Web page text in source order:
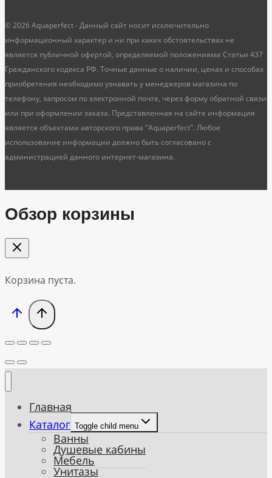
© 2026 Aquaperfect - Данный сайт носит исключительно
информационный характер и ни при каких обстоятельствах не
является публичной офертой, определяемой положениями Статьи 437
Гражданского кодекса РФ. Точные данные о наличии, ценах и способах
приобретения необходимо узнавать у менеджеров магазина по
телефону, запросом по электронной почте, через форму обратной связи
или при оформлении заказа. Представленная на сайте информация
является объектами авторского права "Aquaperfect". Любое
использование информации должно быть согласовано с
администрацией данного интернет-магазина.
Обзор корзины
Корзина пуста.
Главная
Каталог Toggle child menu
Ванны
Душевые кабины
Мебель
Унитазы